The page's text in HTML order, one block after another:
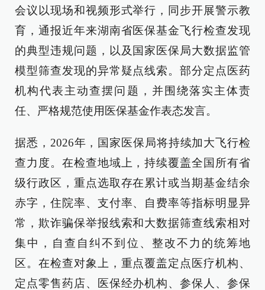
会议以现场和视频形式举行，同步开展警示教
育，通报近年来湖南省医保基金飞行检查发现
的典型违规问题，以及国家医保局大数据监管
模型筛查发现的异常疑点线索。部分定点医药
机构代表主动查摆问题，并围绕落实主体责
任、严格规范使用医保基金作表态发言。
据悉，2026年，国家医保局将持续加大飞行检
查力度。在检查地域上，持续覆盖全国所有省
级行政区，重点选取存在累计或当期基金结余
赤字，住院率、支付率、自费率等指标明显异
常，欺诈骗保举报线索和大数据筛查线索相对
集中，自查自纠不到位、整改不力的统筹地
区。在检查对象上，重点覆盖定点医疗机构、
定点零售药店、医保经办机构、参保人、参保